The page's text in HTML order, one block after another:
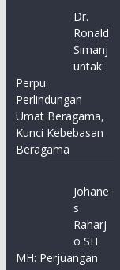
Dr.
Ronald
Simanj
untak:
Perpu
Perlindungan
Umat Beragama,
Kunci Kebebasan
Beragama
Johane
s
Raharj
o SH
MH: Perjuangan